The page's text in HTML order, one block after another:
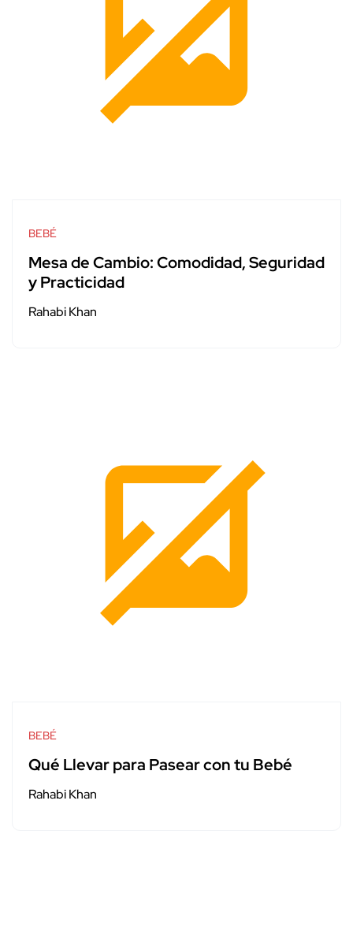
BEBÉ
Mesa de Cambio: Comodidad, Seguridad
y Practicidad
Rahabi Khan
BEBÉ
Qué Llevar para Pasear con tu Bebé
Rahabi Khan